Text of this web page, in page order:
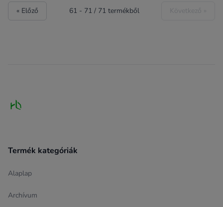
« Előző 61 - 71 / 71 termékből
Termék kategóriák
Alaplap
Archívum